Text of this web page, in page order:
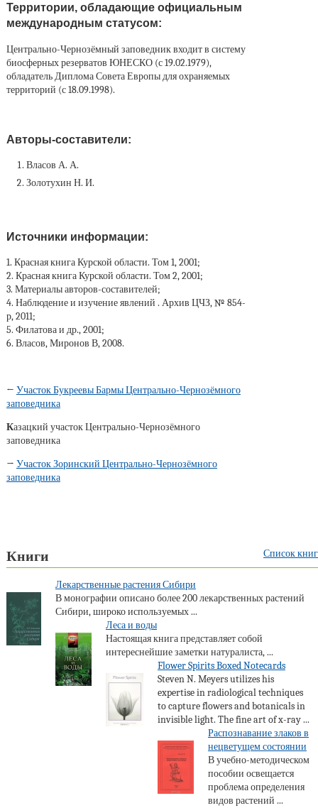
Территории, обладающие официальным
международным статусом:
Центрально-Чернозёмный заповедник входит в систему
биосферных резерватов ЮНЕСКО (с 19.02.1979),
обладатель Диплома Совета Европы для охраняемых
территорий (с 18.09.1998).
Авторы-составители:
Власов А. А.
Золотухин Н. И.
Источники информации:
1. Красная книга Курской области. Том 1, 2001;
2. Красная книга Курской области. Том 2, 2001;
3. Материалы авторов-составителей;
4. Наблюдение и изучение явлений . Архив ЦЧЗ, № 854-
р, 2011;
5. Филатова и др., 2001;
6. Власов, Миронов В, 2008.
← Участок Букреевы Бармы Центрально-Чернозёмного
заповедника
Казацкий участок Центрально-Чернозёмного
заповедника
→ Участок Зоринский Центрально-Чернозёмного
заповедника
Книги Список книг
Лекарственные растения Сибири
В монографии описано более 200 лекарственных растений
Сибири, широко используемых ...
Леса и воды
Настоящая книга представляет собой
интереснейшие заметки натуралиста, ...
Flower Spirits Boxed Notecards
Steven N. Meyers utilizes his
expertise in radiological techniques
to capture flowers and botanicals in
invisible light. The fine art of x-ray ...
Распознавание злаков в
нецветущем состоянии
В учебно-методическом
пособии освещается
проблема определения
видов растений ...